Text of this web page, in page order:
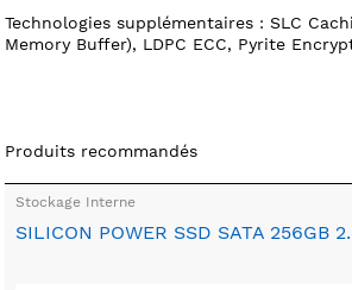
Technologies supplémentaires : SLC
Memory Buffer), LDPC ECC, Pyrite
Produits recommandés
Stockage Interne
SILICON POWER SSD SATA 256GB